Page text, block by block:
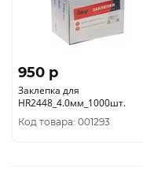
950 p
Заклепка для
HR2448_4.0мм_1000шт.
Код товара: 001293